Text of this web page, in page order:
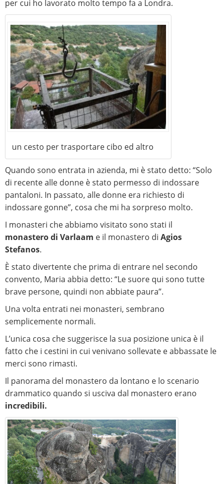
per cui ho lavorato molto tempo fa a Londra.
un cesto per trasportare cibo ed altro
Quando sono entrata in azienda, mi è stato detto: “Solo
di recente alle donne è stato permesso di indossare
pantaloni. In passato, alle donne era richiesto di
indossare gonne”, cosa che mi ha sorpreso molto.
I monasteri che abbiamo visitato sono stati il ​​
monastero di Varlaam e il monastero di Agios
Stefanos.
È stato divertente che prima di entrare nel secondo
convento, Maria abbia detto: “Le suore qui sono tutte
brave persone, quindi non abbiate paura”.
Una volta entrati nei monasteri, sembrano
semplicemente normali.
L’unica cosa che suggerisce la sua posizione unica è il
fatto che i cestini in cui venivano sollevate e abbassate le
merci sono rimasti.
Il panorama del monastero da lontano e lo scenario
drammatico quando si usciva dal monastero erano
incredibili.